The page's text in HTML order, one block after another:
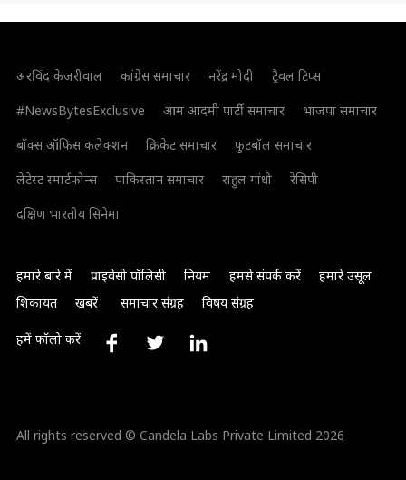
अरविंद केजरीवाल कांग्रेस समाचार नरेंद्र मोदी
ट्रैवल टिप्स
#NewsBytesExclusive
आम आदमी पार्टी समाचार
भाजपा समाचार
बॉक्स ऑफिस कलेक्शन
क्रिकेट समाचार
फुटबॉल समाचार
लेटेस्ट स्मार्टफोन्स
पाकिस्तान समाचार राहुल गांधी
रेसिपी
दक्षिण भारतीय सिनेमा
हमारे बारे में प्राइवेसी पॉलिसी नियम हमसे संपर्क करें
हमारे उसूल
शिकायत
खबरें समाचार संग्रह विषय संग्रह
हमें फॉलो करें
All rights reserved © Candela Labs Private Limited 2026